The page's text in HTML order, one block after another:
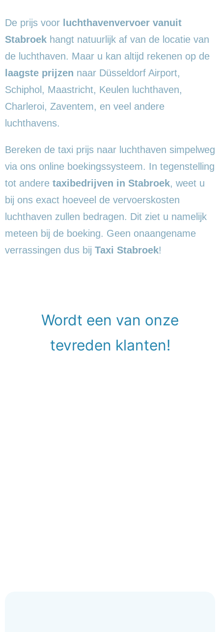
De prijs voor luchthavenvervoer vanuit
Stabroek hangt natuurlijk af van de locatie van
de luchthaven. Maar u kan altijd rekenen op de
laagste prijzen naar Düsseldorf Airport,
Schiphol, Maastricht, Keulen luchthaven,
Charleroi, Zaventem, en veel andere
luchthavens.
Bereken de taxi prijs naar luchthaven simpelweg
via ons online boekingssysteem. In tegenstelling
tot andere taxibedrijven in Stabroek, weet u
bij ons exact hoeveel de vervoerskosten
luchthaven zullen bedragen. Dit ziet u namelijk
meteen bij de boeking. Geen onaangename
verrassingen dus bij Taxi Stabroek!
Wordt een van onze
tevreden klanten!